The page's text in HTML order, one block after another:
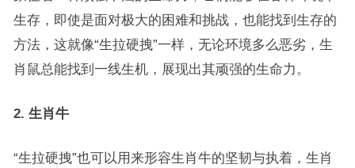
生存，即使是面对极大的困难和挑战，也能找到生存的
方法，这就像“生拉硬拽”一样，无论环境多么恶劣，生
肖鼠总能找到一线生机，展现出其顽强的生命力。
2. 生肖牛
“生拉硬拽”也可以用来形容生肖牛的坚韧与执着，生肖